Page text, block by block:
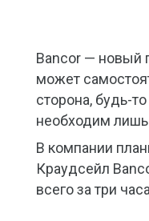
Bancor — новый
может
сторона, будь-
необходим
В компании
Краудсейл
всего за три